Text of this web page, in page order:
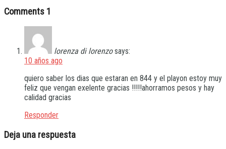
Comments 1
lorenza di lorenzo says:
10 años ago
quiero saber los dias que estaran en 844 y el playon estoy muy
feliz que vengan exelente gracias !!!!!ahorramos pesos y hay
calidad gracias
Responder
Deja una respuesta